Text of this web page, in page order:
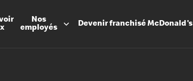
Nos
employés
DevenirfranchiséMcDonald's